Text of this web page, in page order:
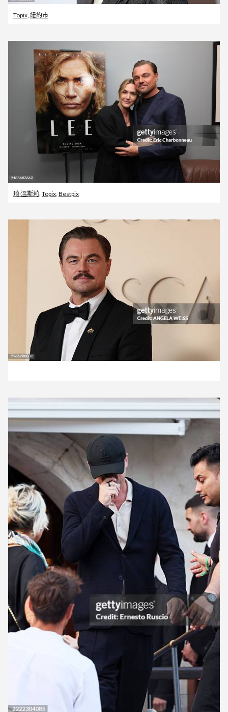
Topix, 紐約市
琦·溫斯莉 Topix Bestpix